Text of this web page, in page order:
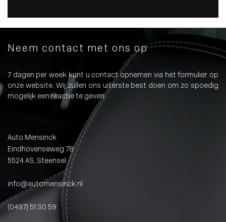
Neem contact met ons op
7 dagen per week kunt u contact opnemen via het formulier op
onze website. Wij zullen ons uiterste best doen om zo spoedig
mogelijk een reactie te geven.
Auto Mensinck
Eindhovenseweg 78
5524 AS, Steensel
info@automensinck.nl
(0497) 51 30 59